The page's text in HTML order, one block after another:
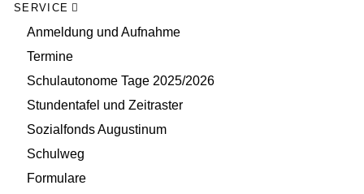
SERVICE
Anmeldung und Aufnahme
Termine
Schulautonome Tage 2025/2026
Stundentafel und Zeitraster
Sozialfonds Augustinum
Schulweg
Formulare